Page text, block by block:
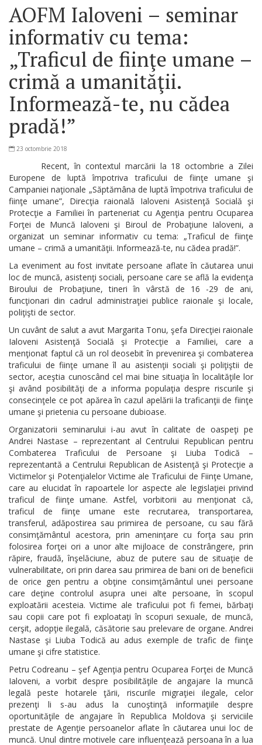
AOFM Ialoveni – seminar
informativ cu tema:
„Traficul de fiinţe umane –
crimă a umanităţii.
Informează-te, nu cădea
pradă!”
23 octombrie 2018
Recent, în contextul marcării la 18 octombrie a Zilei
Europene de luptă împotriva traficului de fiinţe umane şi
Campaniei naţionale „Săptămâna de luptă împotriva traficului de
fiinţe umane”, Direcţia raională Ialoveni Asistenţă Socială şi
Protecţie a Familiei în parteneriat cu Agenţia pentru Ocuparea
Forţei de Muncă Ialoveni şi Biroul de Probaţiune Ialoveni, a
organizat un seminar informativ cu tema: „Traficul de fiinţe
umane – crimă a umanităţii. Informează-te, nu cădea pradă!”.
La eveniment au fost invitate persoane aflate în căutarea unui
loc de muncă, asistenţi sociali, persoane care se află la evidenţa
Biroului de Probaţiune, tineri în vârstă de 16 -29 de ani,
funcţionari din cadrul administraţiei publice raionale şi locale,
poliţişti de sector.
Un cuvânt de salut a avut Margarita Tonu, şefa Direcţiei raionale
Ialoveni Asistenţă Socială şi Protecţie a Familiei, care a
menţionat faptul că un rol deosebit în prevenirea şi combaterea
traficului de fiinţe umane îl au asistenţii sociali şi poliţiştii de
sector, aceştia cunoscând cel mai bine situaţia în localităţile lor
şi având posibilităţi de a informa populaţia despre riscurile şi
consecinţele ce pot apărea în cazul apelării la traficanţii de fiinţe
umane şi prietenia cu persoane dubioase.
Organizatorii seminarului i-au avut în calitate de oaspeţi pe
Andrei Nastase – reprezentant al Centrului Republican pentru
Combaterea Traficului de Persoane şi Liuba Todică –
reprezentantă a Centrului Republican de Asistenţă şi Protecţie a
Victimelor şi Potenţialelor Victime ale Traficului de Fiinţe Umane,
care au elucidat în rapoartele lor aspecte ale legislaţiei privind
traficul de fiinţe umane. Astfel, vorbitorii au menţionat că,
traficul de fiinţe umane este recrutarea, transportarea,
transferul, adăpostirea sau primirea de persoane, cu sau fără
consimţământul acestora, prin ameninţare cu forţa sau prin
folosirea forţei ori a unor alte mijloace de constrângere, prin
răpire, fraudă, înşelăciune, abuz de putere sau de situaţie de
vulnerabilitate, ori prin darea sau primirea de bani ori de beneficii
de orice gen pentru a obţine consimţământul unei persoane
care deţine controlul asupra unei alte persoane, în scopul
exploatării acesteia. Victime ale traficului pot fi femei, bărbaţi
sau copii care pot fi exploataţi în scopuri sexuale, de muncă,
cerşit, adopţie ilegală, căsătorie sau prelevare de organe. Andrei
Nastase şi Liuba Todică au adus exemple de trafic de fiinţe
umane şi cifre statistice.
Petru Codreanu – şef Agenţia pentru Ocuparea Forţei de Muncă
Ialoveni, a vorbit despre posibilităţile de angajare la muncă
legală peste hotarele ţării, riscurile migraţiei ilegale, celor
prezenţi li s-au adus la cunoştinţă informaţiile despre
oportunităţile de angajare în Republica Moldova şi serviciile
prestate de Agenţie persoanelor aflate în căutarea unui loc de
muncă. Unul dintre motivele care influenţează persoana în a lua